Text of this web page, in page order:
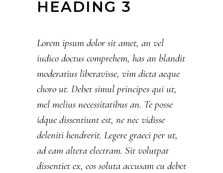
HEADING 3
Lorem ipsum dolor sit amet, an vel
iudico doctus comprehem, has an blandit
moderatius liberavisse, vim dicta aeque
choro ut. Debet simul principes qui ut,
mel melius necessitatibus an. Te posse
idque dissentiunt est, ne nec vidisse
deleniti hendrerit. Legere graeci per ut,
ad eam altera electram. Sit volutpat
dissentiet ex, eos soluta accusam cu debet